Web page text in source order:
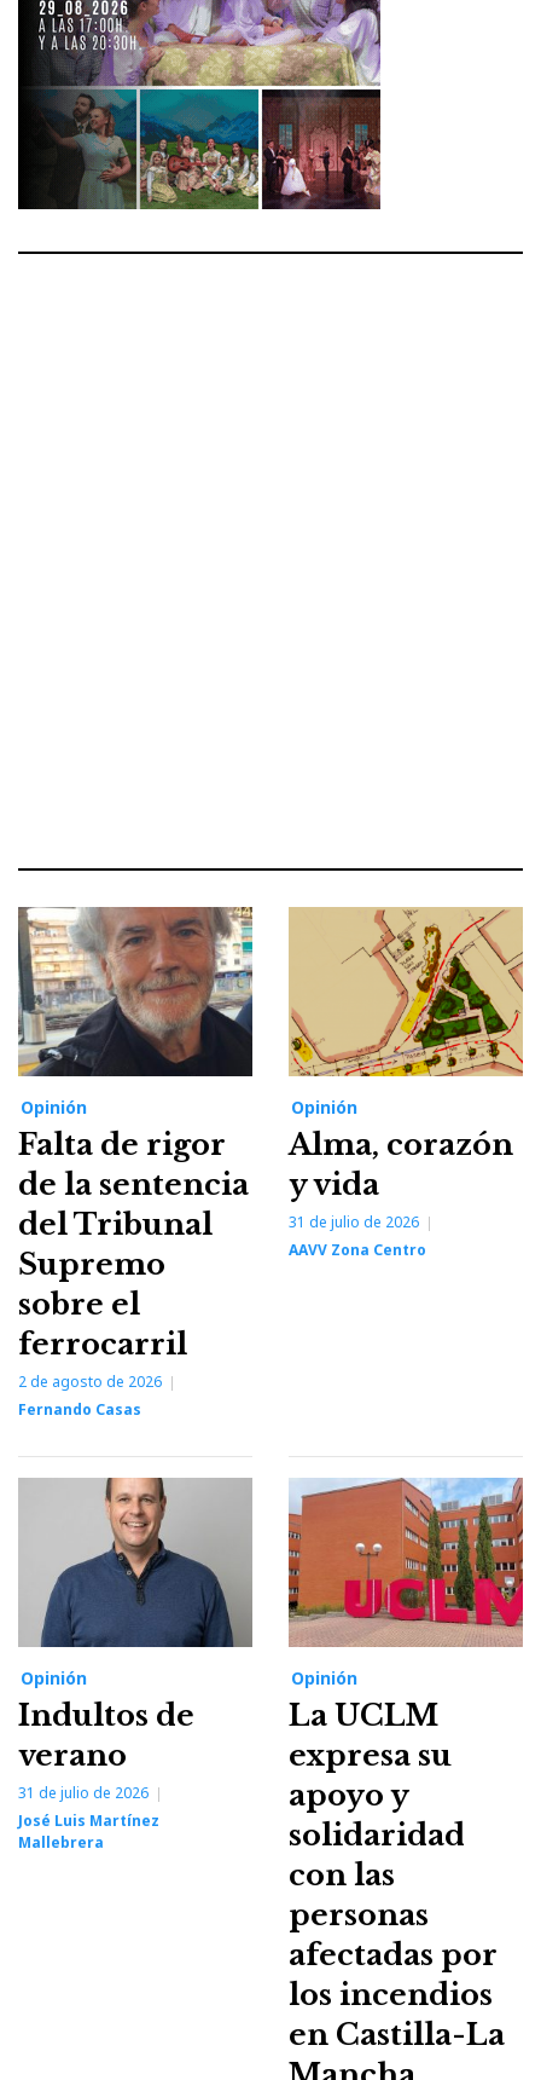
Opinión
Falta de rigor
de la sentencia
del Tribunal
Supremo
sobre el
ferrocarril
2 de agosto de 2026
Fernando Casas
Opinión
Alma, corazón
y vida
31 de julio de 2026
AAVV Zona Centro
Opinión
Indultos de
verano
31 de julio de 2026
José Luis Martínez
Mallebrera
Opinión
La UCLM
expresa su
apoyo y
solidaridad
con las
personas
afectadas por
los incendios
en Castilla-La